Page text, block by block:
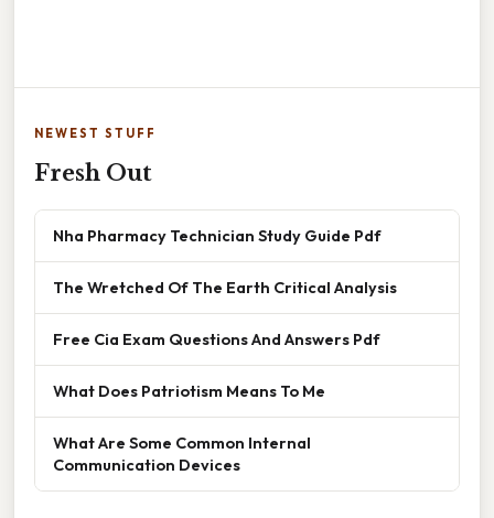
NEWEST STUFF
Fresh Out
Nha Pharmacy Technician Study Guide Pdf
The Wretched Of The Earth Critical Analysis
Free Cia Exam Questions And Answers Pdf
What Does Patriotism Means To Me
What Are Some Common Internal
Communication Devices